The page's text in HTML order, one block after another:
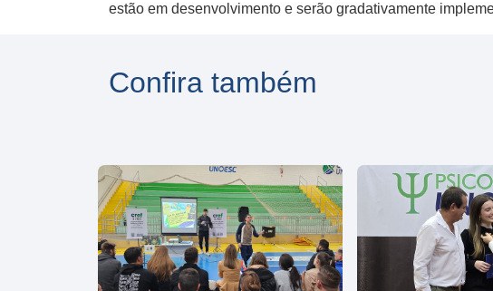
estão em desenvolvimento e serão gradativamente
Confira também